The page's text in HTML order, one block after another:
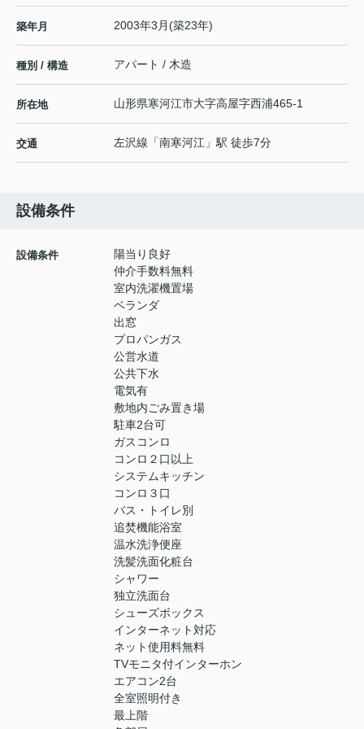
築年月 2003年3月(築23年)
種別 / 構造 アパート / 木造
所在地 山形県寒河江市大字高屋字西浦465-1
交通 左沢線 「南寒河江 」駅 徒歩7分
設備条件
設備条件
陽当り良好
仲介手数料無料
室内洗濯機置場
ベランダ
出窓
プロパンガス
公営水道
公共下水
電気有
敷地内ごみ置き場
駐車2台可
ガスコンロ
コンロ２口以上
システムキッチン
コンロ３口
バス・トイレ別
追焚機能浴室
温水洗浄便座
洗髪洗面化粧台
シャワー
独立洗面台
シューズボックス
インターネット対応
ネット使用料無料
TVモニタ付インターホン
エアコン2台
全室照明付き
最上階